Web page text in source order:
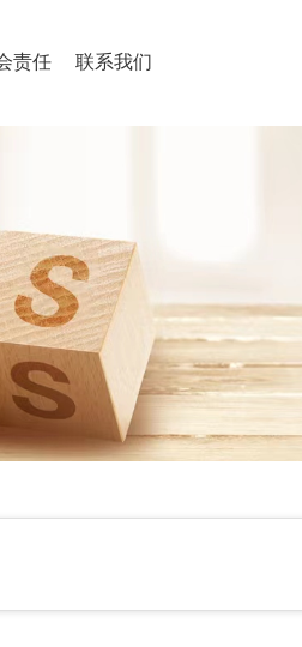
责任
社会公益
联系我们